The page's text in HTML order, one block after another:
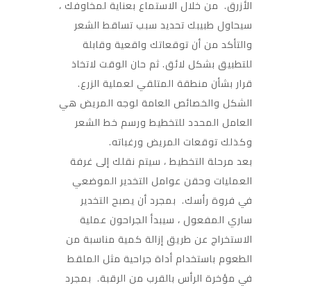
الأزرق. من خلال الاستماع بعناية لمخاوفك ،
سيحاول طبيبك تحديد سبب تساقط الشعر
والتأكد من أن توقعاتك واقعية وقابلة
للتطبيق بشكل لائق. ثم حان الوقت لاتخاذ
قرار بشأن منطقة المتلقي لعملية الزرع.
الشكل والخصائص العامة لوجه المريض هي
العامل المحدد للتخطيط ورسم خط الشعر
وكذلك توقعات المريض ورغباته.
بعد مرحلة التخطيط ، سيتم نقلك إلى غرفة
العمليات وحقن عوامل التخدير الموضعي
في فروة رأسك. بمجرد أن يصبح التخدير
ساري المفعول ، سيبدأ الجراحون عملية
الاستخراج عن طريق إزالة كمية مناسبة من
الطعوم باستخدام أداة جراحية مثل الملقط
في مؤخرة الرأس بالقرب من الرقبة. بمجرد